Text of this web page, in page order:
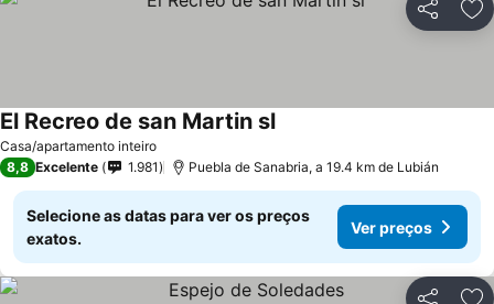
Partilhar
Casa/apartamento inteiro
El Recreo de san Martin slVer preços
8,8 Excelente 1.981 Puebla de Sanabria, a 19.4 km de Lubián
Selecione as datas para ver os preços
exatos.
Ver preços